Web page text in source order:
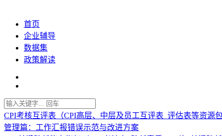
首页
企业辅导
数据集
政策解读
CPI考核互评表（CPI高层、中层及员工互评表_评估表等资源
管理篇：工作汇报错误示范与改进方案